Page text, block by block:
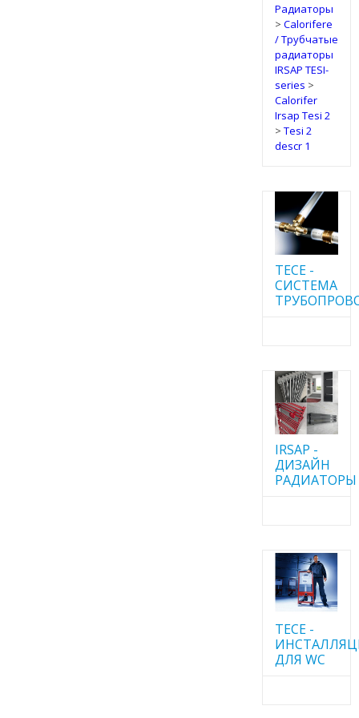
Радиаторы
> Calorifere
/ Трубчатые
радиаторы
IRSAP TESI-
series >
Calorifer
Irsap Tesi 2
> Tesi 2
descr 1
TECE -
CИСТЕМА
IRSAP -
ДИЗАЙН
РАДИАТОРЫ
TECE -
ДЛЯ WC